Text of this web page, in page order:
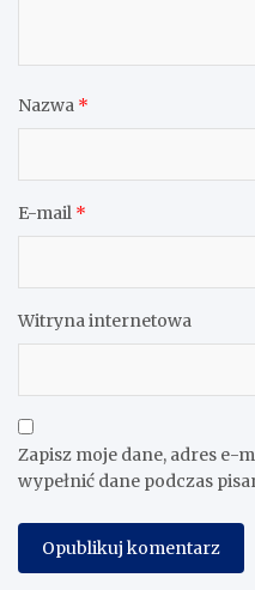
Nazwa *
E-mail *
Witryna internetowa
Zapisz moje dane, adres e-
wypełnić dane podczas